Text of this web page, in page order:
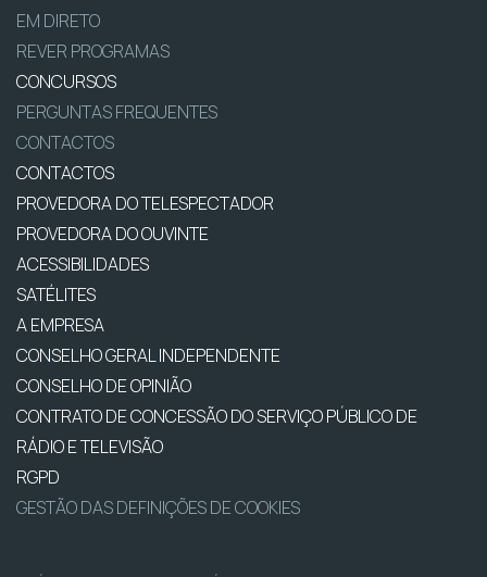
EM DIRETO
REVER PROGRAMAS
CONCURSOS
PERGUNTAS FREQUENTES
CONTACTOS
CONTACTOS
PROVEDORA DO TELESPECTADOR
PROVEDORA DO OUVINTE
ACESSIBILIDADES
SATÉLITES
A EMPRESA
CONSELHO GERAL INDEPENDENTE
CONSELHO DE OPINIÃO
CONTRATO DE CONCESSÃO DO SERVIÇO PÚBLICO DE
RÁDIO E TELEVISÃO
RGPD
GESTÃO DAS DEFINIÇÕES DE COOKIES